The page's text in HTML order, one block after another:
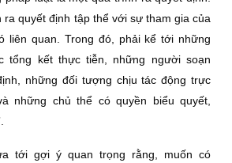
quyết định tập thể với sự tham gia của
liên quan. Trong đó, phải kể tới những
tổng kết thực tiễn, những người soạn
những đối tượng chịu tác động trực
những chủ thể có quyền biểu quyết,
tới gợi ý quan trọng rằng, muốn có